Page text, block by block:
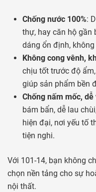
Chống nước 100%:
thự, hay căn hộ gần
dáng ổn định,
Không cong vênh,
chịu tốt trước độ
giúp sản phẩm bền
Chống nấm mốc, dễ
bám bẩn, dễ lau
hiện đại, nơi yếu tố
tiện nghi.
Với 101-14, bạn không
chọn nền tảng cho sự
nội thất.